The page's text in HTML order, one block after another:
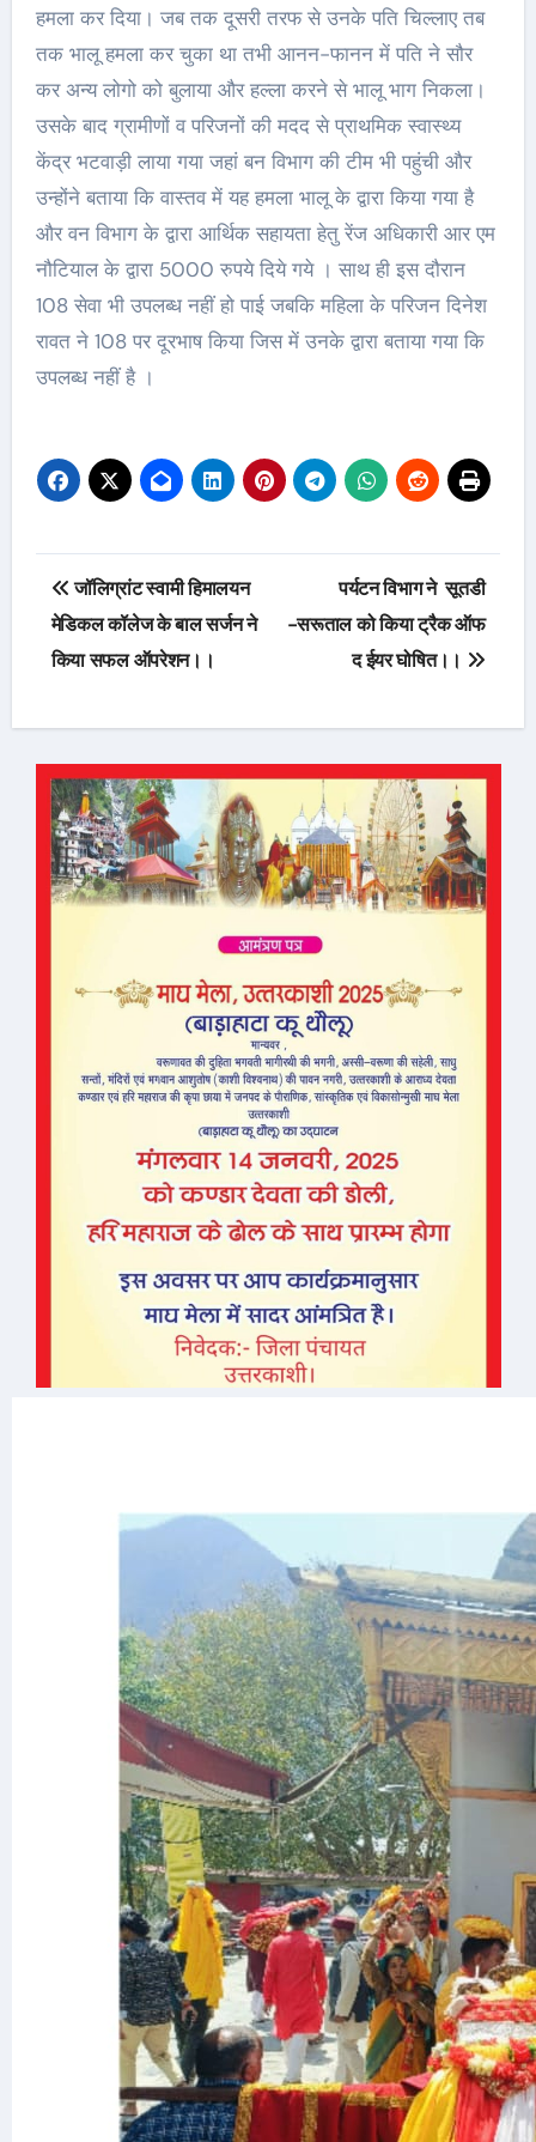
हमला कर दिया। जब तक दूसरी तरफ से उनके पति चिल्लाए तब
तक भालू हमला कर चुका था तभी आनन-फानन में पति ने सौर
कर अन्य लोगो को बुलाया और हल्ला करने से भालू भाग निकला।
उसके बाद ग्रामीणों व परिजनों की मदद से प्राथमिक स्वास्थ्य
केंद्र भटवाड़ी लाया गया जहां बन विभाग की टीम भी पहुंची और
उन्होंने बताया कि वास्तव में यह हमला भालू के द्वारा किया गया है
और वन विभाग के द्वारा आर्थिक सहायता हेतु रेंज अधिकारी आर एम
नौटियाल के द्वारा 5000 रुपये दिये गये । साथ ही इस दौरान
108 सेवा भी उपलब्ध नहीं हो पाई जबकि महिला के परिजन दिनेश
रावत ने 108 पर दूरभाष किया जिस में उनके द्वारा बताया गया कि
उपलब्ध नहीं है ।
Post
navigation
जॉलिग्रांट स्वामी हिमालयन
मेडिकल कॉलेज के बाल सर्जन ने
किया सफल ऑपरेशन।।
पर्यटन विभाग ने सूतडी
-सरूताल को किया ट्रैक ऑफ
द ईयर घोषित‌।।